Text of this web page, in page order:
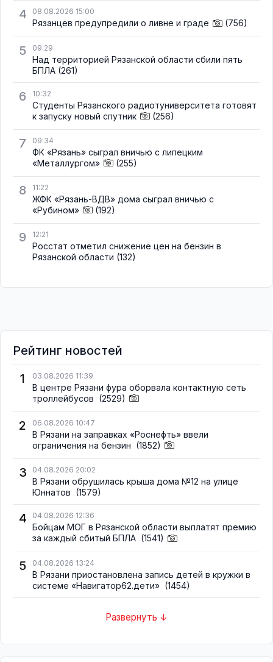
4 08.08.2026 15:00
Рязанцев предупредили о ливне и граде (756)
5 09:29
Над территорией Рязанской области сбили пять
БПЛА (261)
6 10:32
Студенты Рязанского радиотуниверситета готовят
к запуску новый спутник
(256)
7 09:34
ФК «Рязань» сыграл вничью с липецким
«Металлургом»
(255)
8 11:22
ЖФК «Рязань-ВДВ» дома сыграл вничью с
«Рубином»
(192)
9 12:21
Росстат отметил снижение цен на бензин в
Рязанской области (132)
Рейтинг новостей
1
03.08.2026 11:39
В центре Рязани фура оборвала контактную сеть
троллейбусов (2529)
2 06.08.2026 10:47
В Рязани на заправках «Роснефть» ввели
ограничения на бензин (1852)
3 04.08.2026 20:02
В Рязани обрушилась крыша дома №12 на улице
Юннатов (1579)
4 04.08.2026 12:36
Бойцам МОГ в Рязанской области выплатят премию
за каждый сбитый БПЛА (1541)
5 04.08.2026 13:24
В Рязани приостановлена запись детей в кружки в
системе «Навигатор62.дети» (1454)
Развернуть ↓